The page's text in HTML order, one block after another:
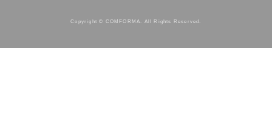
Copyright © COMFORMA. All Rights Reserved.